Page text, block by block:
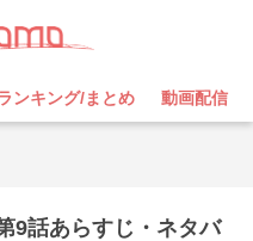
ンキング/まとめ 動画配信
9話あらすじ・ネタバ